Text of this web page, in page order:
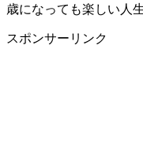
歳になっても楽しい人
スポンサーリンク